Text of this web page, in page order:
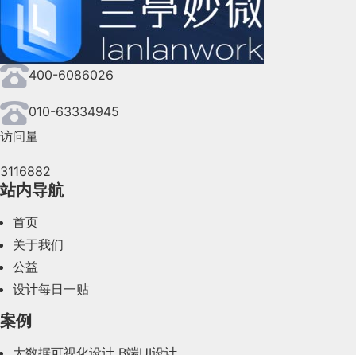
2024年9月(144)
2024年8月(164)
2024年7月(107)
2024年6月(63)
2024年4月(44)
2024年2月(58)
400-6086026
010-63334945
访问量
3116882
站内导航
首页
关于我们
公益
设计每日一贴
案例